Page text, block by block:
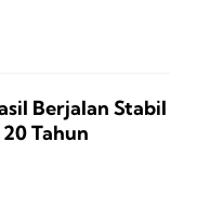
Berjalan Stabil
Tahun